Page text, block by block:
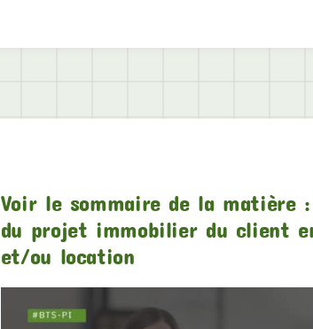
Voir le sommaire de la matière
du projet immobilier du client
et/ou location